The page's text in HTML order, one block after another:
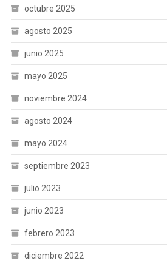
octubre 2025
agosto 2025
junio 2025
mayo 2025
noviembre 2024
agosto 2024
mayo 2024
septiembre 2023
julio 2023
junio 2023
febrero 2023
diciembre 2022